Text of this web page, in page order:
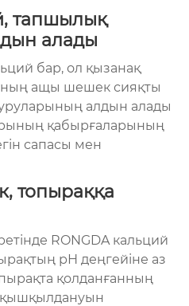
тапшылық
алады
бар, ол қызанақ
ащы шешек сияқты
алдын алады
қабырғаларының
сапасы мен
топыраққа
RONGDA кальций
рН деңгейіне аз
қолданғанның
қышқылдануын